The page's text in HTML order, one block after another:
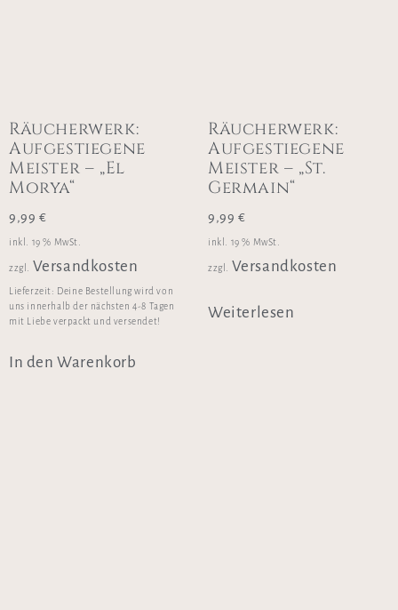
Räucherwerk:
Aufgestiegene
Meister – „El
Morya“
9,99 €
inkl. 19 % MwSt.
zzgl. Versandkosten
Lieferzeit: Deine Bestellung wird von
uns innerhalb der nächsten 4-8 Tagen
mit Liebe verpackt und versendet!
In den Warenkorb
Räucherwerk:
Aufgestiegene
Meister – „St.
Germain“
9,99 €
inkl. 19 % MwSt.
zzgl. Versandkosten
Weiterlesen